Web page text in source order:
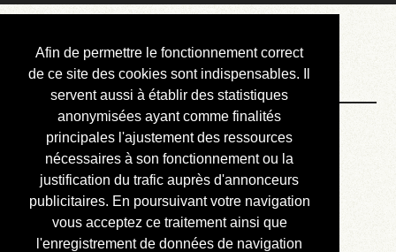
Afin de permettre le fonctionnement correct
de ce site des cookies sont indispensables. Il
servent aussi à établir des statistiques
anonymisées ayant comme finalités
principales l'ajustement des ressources
nécessaires à son fonctionnement ou la
justification du trafic auprès d'annonceurs
publicitaires. En poursuivant votre navigation
vous acceptez ce traitement ainsi que
l'enregistrement de données de navigation
Courbis, « LE »
Blog Officiel
Bienvenue
Réalisations
Divers (et d’été)
Annonces